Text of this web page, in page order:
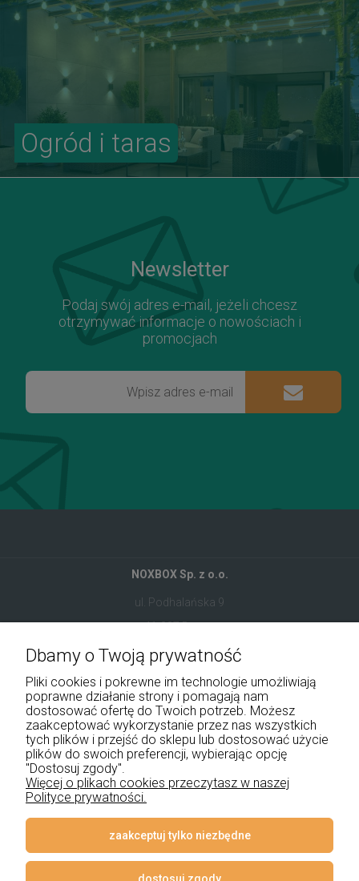
Ogród i taras
Newsletter
Podaj swój adres e-mail, jeżeli chcesz
otrzymywać informacje o nowościach i
promocjach
NOXBOX Sp. z o.o.
ul. Podhalańska 9
41-907 Bytom
+48 534 555 344
sklep@noxbox.pl
Pomoc
Płatności i dostawa
Informacje
Dbamy o Twoją prywatność
Pliki cookies i pokrewne im technologie umożliwiają
poprawne działanie strony i pomagają nam
dostosować ofertę do Twoich potrzeb. Możesz
zaakceptować wykorzystanie przez nas wszystkich
tych plików i przejść do sklepu lub dostosować użycie
plików do swoich preferencji, wybierając opcję
"Dostosuj zgody".
Więcej o plikach cookies przeczytasz w naszej
Polityce prywatności.
zaakceptuj tylko niezbędne